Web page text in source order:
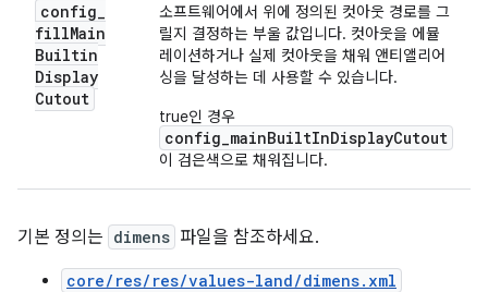
config_
fillMain
Builtin
Display
Cutout
소프트웨어에서 위에 정의된 컷아웃 경로를 그
릴지 결정하는 부울 값입니다. 컷아웃을 에뮬
레이션하거나 실제 컷아웃을 채워 앤티앨리어
싱을 달성하는 데 사용할 수 있습니다.
true인 경우
config_mainBuiltInDisplayCutout
이 검은색으로 채워집니다.
기본 정의는 dimens 파일을 참조하세요.
core/res/res/values-land/dimens.xml